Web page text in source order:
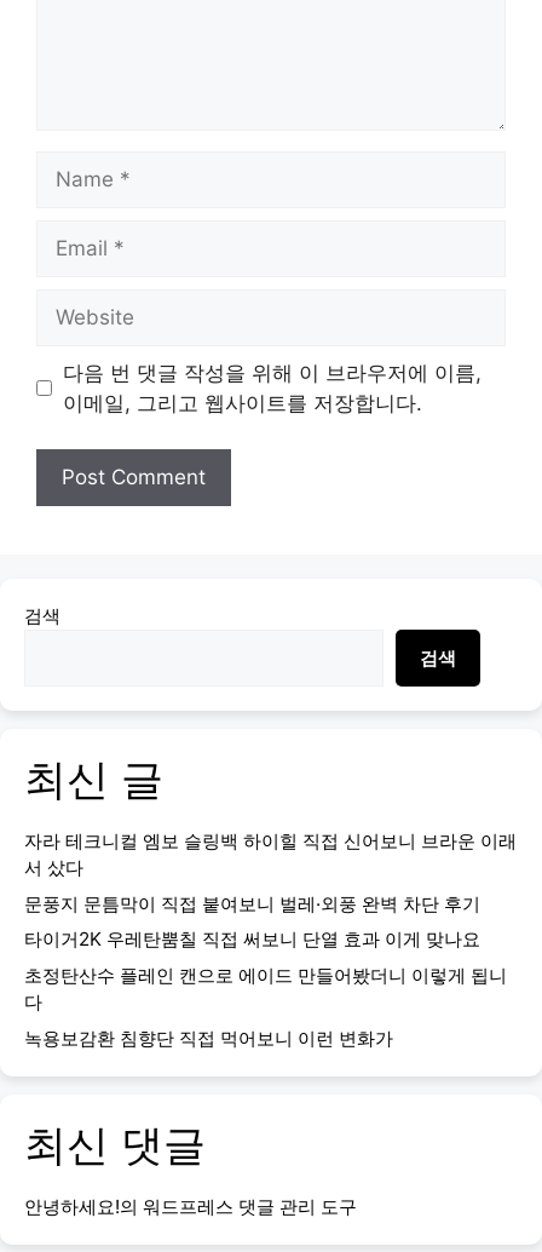
다음 번 댓글 작성을 위해 이 브라우저에 이름,
이메일, 그리고 웹사이트를 저장합니다.
검색
검색
최신 글
자라 테크니컬 엠보 슬링백 하이힐 직접 신어보니 브라운 이래
서 샀다
문풍지 문틈막이 직접 붙여보니 벌레·외풍 완벽 차단 후기
타이거2K 우레탄뿜칠 직접 써보니 단열 효과 이게 맞나요
초정탄산수 플레인 캔으로 에이드 만들어봤더니 이렇게 됩니
다
녹용보감환 침향단 직접 먹어보니 이런 변화가
최신 댓글
안녕하세요!의 워드프레스 댓글 관리 도구